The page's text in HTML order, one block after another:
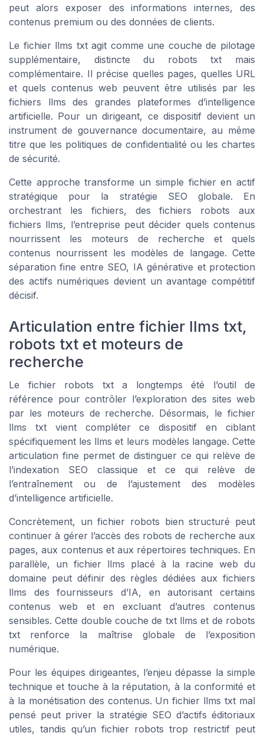
peut alors exposer des informations internes, des
contenus premium ou des données de clients.
Le fichier llms txt agit comme une couche de pilotage
supplémentaire, distincte du robots txt mais
complémentaire. Il précise quelles pages, quelles URL
et quels contenus web peuvent être utilisés par les
fichiers llms des grandes plateformes d’intelligence
artificielle. Pour un dirigeant, ce dispositif devient un
instrument de gouvernance documentaire, au même
titre que les politiques de confidentialité ou les chartes
de sécurité.
Cette approche transforme un simple fichier en actif
stratégique pour la stratégie SEO globale. En
orchestrant les fichiers, des fichiers robots aux
fichiers llms, l’entreprise peut décider quels contenus
nourrissent les moteurs de recherche et quels
contenus nourrissent les modèles de langage. Cette
séparation fine entre SEO, IA générative et protection
des actifs numériques devient un avantage compétitif
décisif.
Articulation entre fichier llms txt,
robots txt et moteurs de
recherche
Le fichier robots txt a longtemps été l’outil de
référence pour contrôler l’exploration des sites web
par les moteurs de recherche. Désormais, le fichier
llms txt vient compléter ce dispositif en ciblant
spécifiquement les llms et leurs modèles langage. Cette
articulation fine permet de distinguer ce qui relève de
l’indexation SEO classique et ce qui relève de
l’entraînement ou de l’ajustement des modèles
d’intelligence artificielle.
Concrètement, un fichier robots bien structuré peut
continuer à gérer l’accès des robots de recherche aux
pages, aux contenus et aux répertoires techniques. En
parallèle, un fichier llms placé à la racine web du
domaine peut définir des règles dédiées aux fichiers
llms des fournisseurs d’IA, en autorisant certains
contenus web et en excluant d’autres contenus
sensibles. Cette double couche de txt llms et de robots
txt renforce la maîtrise globale de l’exposition
numérique.
Pour les équipes dirigeantes, l’enjeu dépasse la simple
technique et touche à la réputation, à la conformité et
à la monétisation des contenus. Un fichier llms txt mal
pensé peut priver la stratégie SEO d’actifs éditoriaux
utiles, tandis qu’un fichier robots trop restrictif peut